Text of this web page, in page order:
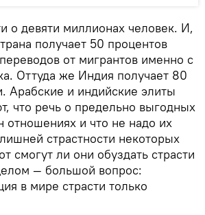
о девяти миллионах человек. И,
получает 50 процентов
от мигрантов именно с
Оттуда же Индия получает 80
Арабские и индийские элиты
что речь о предельно выгодных
отношениях и что не надо их
страстности некоторых
смогут ли они обуздать страсти
— большой вопрос:
в мире страсти только